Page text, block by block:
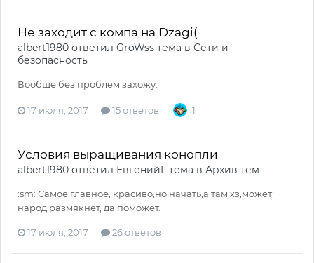
Не заходит с компа на Dzagi(
albert1980 ответил GroWss тема в Сети и
безопасность
Вообще без проблем захожу.
17 июля, 2017 15 ответов 1
Условия выращивания конопли
albert1980 ответил ЕвгенийГ тема в Архив тем
:sm: Самое главное, красиво,но начать,а там хз,может
народ размякнет, да поможет.
17 июля, 2017 26 ответов